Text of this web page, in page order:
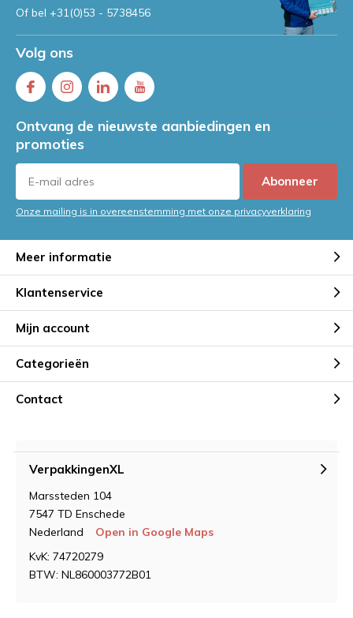
Of bel +31(0)53 - 5738456
Volg ons
Ontvang de nieuwste aanbiedingen en
promoties
Abonneer
Onze mailing is in overeenstemming met onze privacyverklaring
Meer informatie
Klantenservice
Mijn account
Categorieën
Contact
VerpakkingenXL
Marssteden 104
7547 TD Enschede
Nederland
Open in Google Maps
KvK: 74720279
BTW: NL860003772B01